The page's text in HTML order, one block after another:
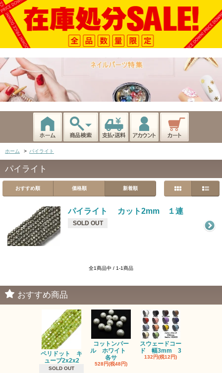
ホーム > パイライト
パイライト
おすすめ順 価格順 新着順
パイライト カット2mm １連
SOLD OUT
全1商品中 / 1-1商品
おすすめ商品
ペリドット キ
ューブ2x2x2
SOLD OUT
コットンパー
ル ホワイト
各サ
528円(税48円)
スウェードコー
ド 幅3mm 3
132円(税12円)